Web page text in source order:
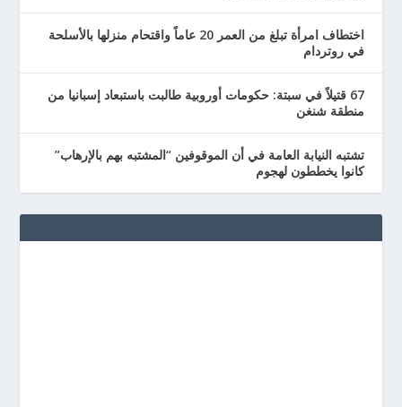
اختطاف امرأة تبلغ من العمر 20 عاماً واقتحام منزلها بالأسلحة
في روتردام
67 قتيلاً في سبتة: حكومات أوروبية طالبت باستبعاد إسبانيا من
منطقة شنغن
تشتبه النيابة العامة في أن الموقوفين “المشتبه بهم بالإرهاب”
كانوا يخططون لهجوم